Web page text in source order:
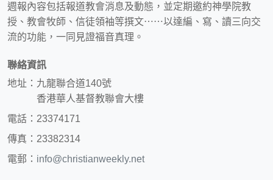
週報內容包括報道教會消息及動態，並定期邀約神學院教
授、教會牧師、信徒領袖等撰文⋯⋯以達編、寫、讀三向交
流的功能，一同見證福音真理。
聯絡資訊
地址：九龍聯合道140號
香港華人基督教聯會大樓
電話：23374171
傳真：23382314
電郵： info@christianweekly.net